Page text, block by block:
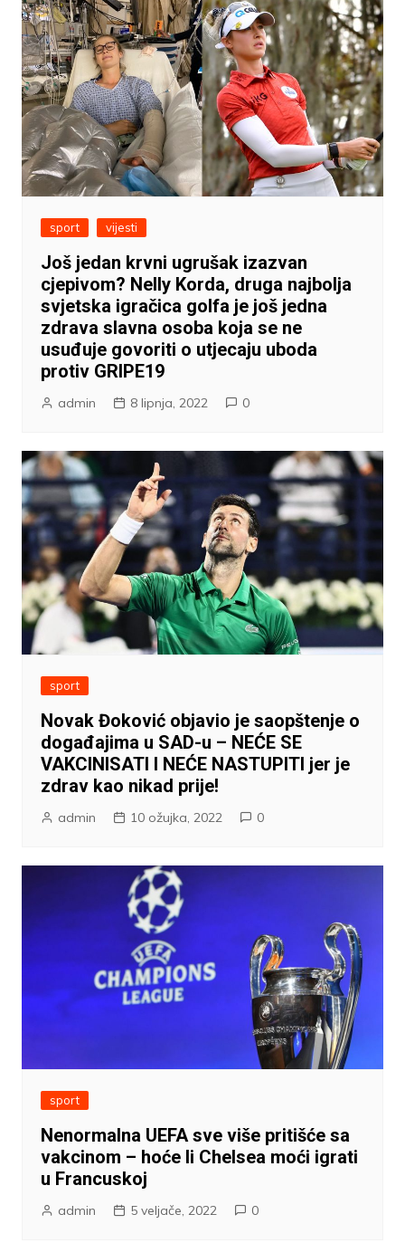
sport vijesti
Još jedan krvni ugrušak izazvan
cjepivom? Nelly Korda, druga najbolja
svjetska igračica golfa je još jedna
zdrava slavna osoba koja se ne
usuđuje govoriti o utjecaju uboda
protiv GRIPE19
admin 8 lipnja, 2022 0
sport
Novak Đoković objavio je saopštenje o
događajima u SAD-u – NEĆE SE
VAKCINISATI I NEĆE NASTUPITI jer je
zdrav kao nikad prije!
admin 10 ožujka, 2022 0
sport
Nenormalna UEFA sve više pritišće sa
vakcinom – hoće li Chelsea moći igrati
u Francuskoj
admin 5 veljače, 2022 0